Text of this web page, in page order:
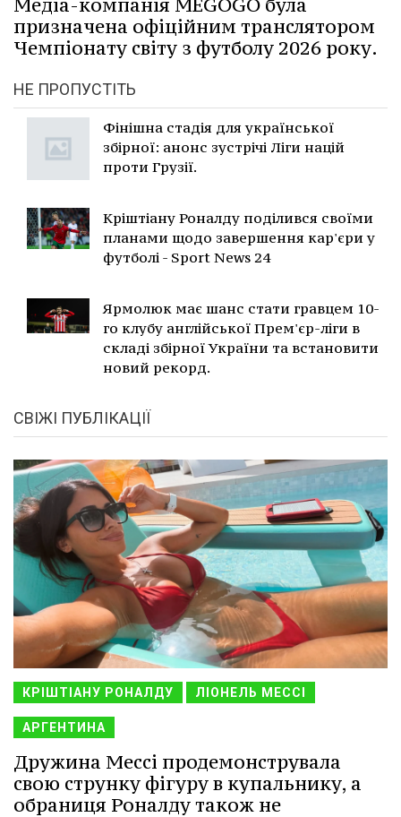
призначена офіційним транслятором
Чемпіонату світу з футболу 2026 року.
НЕ ПРОПУСТІТЬ
Фінішна стадія для української
збірної: анонс зустрічі Ліги націй
проти Грузії.
Кріштіану Роналду поділився своїми
планами щодо завершення кар'єри у
футболі - Sport News 24
Ярмолюк має шанс стати гравцем 10-
го клубу англійської Прем'єр-ліги в
складі збірної України та встановити
новий рекорд.
СВІЖІ ПУБЛІКАЦІЇ
КРІШТІАНУ РОНАЛДУ ЛІОНЕЛЬ МЕССІ
АРГЕНТИНА
Дружина Мессі продемонструвала
свою струнку фігуру в купальнику, а
обраниця Роналду також не